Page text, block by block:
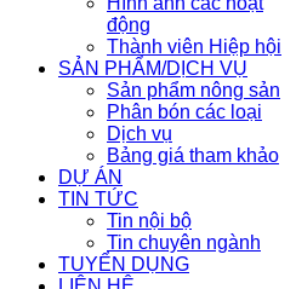
động
Thành viên Hiệp hội
SẢN PHẨM/DỊCH VỤ
Sản phẩm nông sản
Phân bón các loại
Dịch vụ
Bảng giá tham khảo
DỰ ÁN
TIN TỨC
Tin nội bộ
Tin chuyên ngành
TUYỂN DỤNG